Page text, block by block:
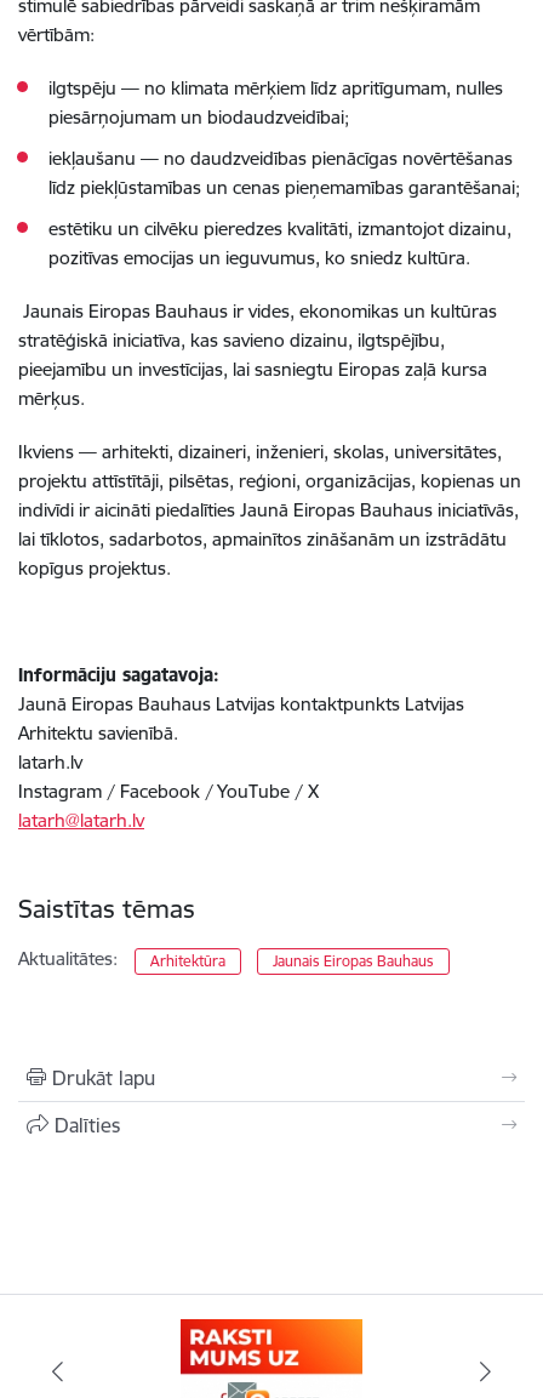
stimulē sabiedrības pārveidi saskaņā ar trim nešķiramām
vērtībām:
ilgtspēju — no klimata mērķiem līdz apritīgumam, nulles
piesārņojumam un biodaudzveidībai;
iekļaušanu — no daudzveidības pienācīgas novērtēšanas
līdz piekļūstamības un cenas pieņemamības garantēšanai;
estētiku un cilvēku pieredzes kvalitāti, izmantojot dizainu,
pozitīvas emocijas un ieguvumus, ko sniedz kultūra.
Jaunais Eiropas Bauhaus ir vides, ekonomikas un kultūras
stratēģiskā iniciatīva, kas savieno dizainu, ilgtspējību,
pieejamību un investīcijas, lai sasniegtu Eiropas zaļā kursa
mērķus.
Ikviens — arhitekti, dizaineri, inženieri, skolas, universitātes,
projektu attīstītāji, pilsētas, reģioni, organizācijas, kopienas un
indivīdi ir aicināti piedalīties Jaunā Eiropas Bauhaus iniciatīvās,
lai tīklotos, sadarbotos, apmainītos zināšanām un izstrādātu
kopīgus projektus.
Informāciju sagatavoja:
Jaunā Eiropas Bauhaus Latvijas kontaktpunkts Latvijas
Arhitektu savienībā.
latarh.lv
Instagram / Facebook / YouTube / X
latarh@latarh.lv
Saistītas tēmas
Aktualitātes: Arhitektūra Jaunais Eiropas Bauhaus
Drukāt lapu
Dalīties